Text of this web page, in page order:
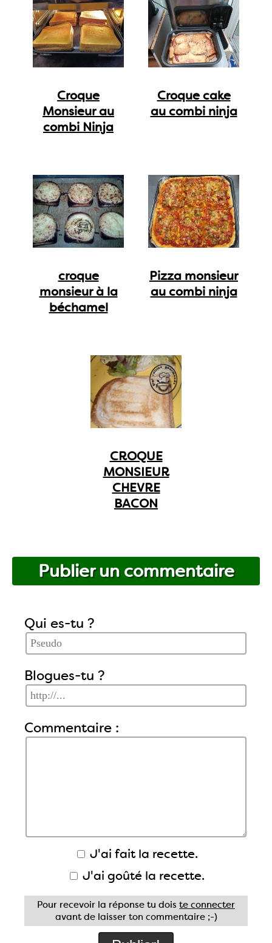
Croque
Monsieur au
combi Ninja
Croque cake
au combi ninja
croque
monsieur à la
béchamel
Pizza monsieur
au combi ninja
CROQUE
MONSIEUR
CHEVRE
BACON
Publier un commentaire
Qui es-tu ?
Blogues-tu ?
Commentaire :
J'ai fait la recette.
J'ai goûté la recette.
Pour recevoir la réponse tu dois te connecter
avant de laisser ton commentaire ;-)